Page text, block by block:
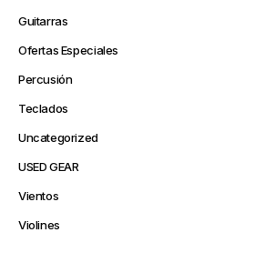
Guitarras
Ofertas Especiales
Percusión
Teclados
Uncategorized
USED GEAR
Vientos
Violines